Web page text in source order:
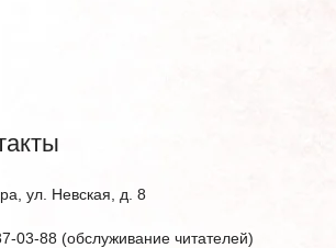
ул. Невская, д. 8
03-88 (обслуживание читателей)